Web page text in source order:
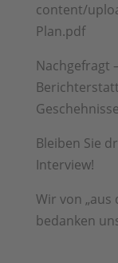
content/
Plan.pdf
Nachgefragt
Bleiben Sie
Interview!
Wir von „aus
bedanken